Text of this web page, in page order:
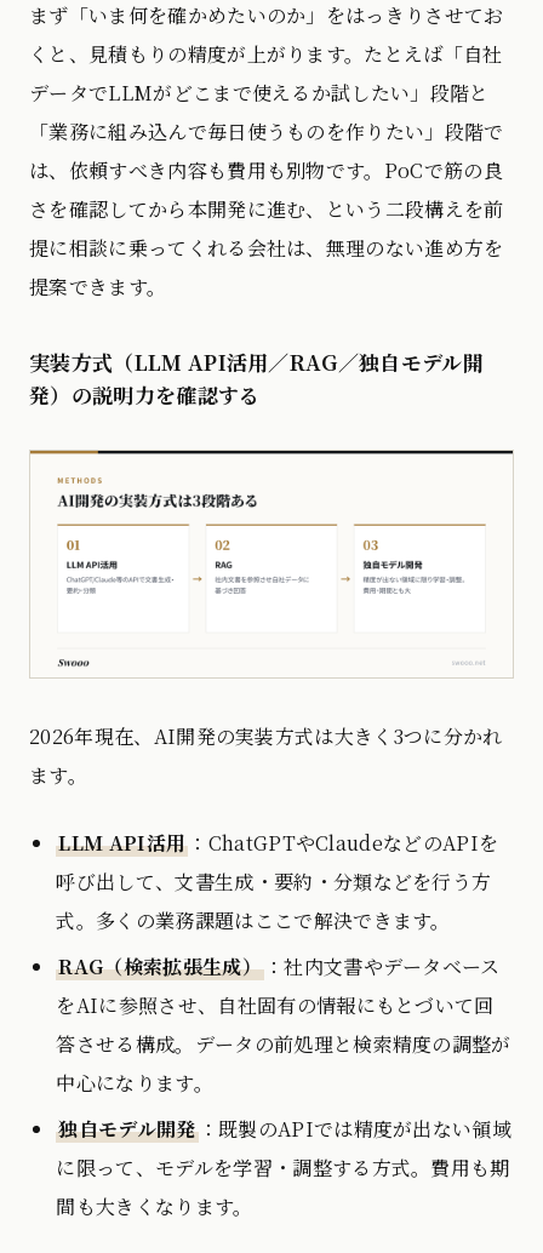
まず「いま何を確かめたいのか」をはっきりさせてお
くと、見積もりの精度が上がります。たとえば「自社
データでLLMがどこまで使えるか試したい」段階と
「業務に組み込んで毎日使うものを作りたい」段階で
は、依頼すべき内容も費用も別物です。PoCで筋の良
さを確認してから本開発に進む、という二段構えを前
提に相談に乗ってくれる会社は、無理のない進め方を
提案できます。
実装方式（LLM API活用／RAG／独自モデル開
発）の説明力を確認する
2026年現在、AI開発の実装方式は大きく3つに分かれ
ます。
LLM API活用 ：ChatGPTやClaudeなどのAPIを
呼び出して、文書生成・要約・分類などを行う方
式。多くの業務課題はここで解決できます。
RAG（検索拡張生成）：社内文書やデータベース
をAIに参照させ、自社固有の情報にもとづいて回
答させる構成。データの前処理と検索精度の調整が
中心になります。
独自モデル開発：既製のAPIでは精度が出ない領域
に限って、モデルを学習・調整する方式。費用も期
間も大きくなります。